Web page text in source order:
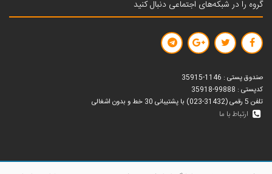
گروه را در شبکه‌های اجتماعی دنبال کنید
صندوق پستی : 1146-35915
کدپستی : 99888-35918
تلفن 5 رقمی (31432-023) با پشتیبانی 30 خط و بدون اشغالی
ارتباط با ما